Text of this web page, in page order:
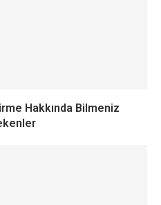
Hakkında Bilmeniz